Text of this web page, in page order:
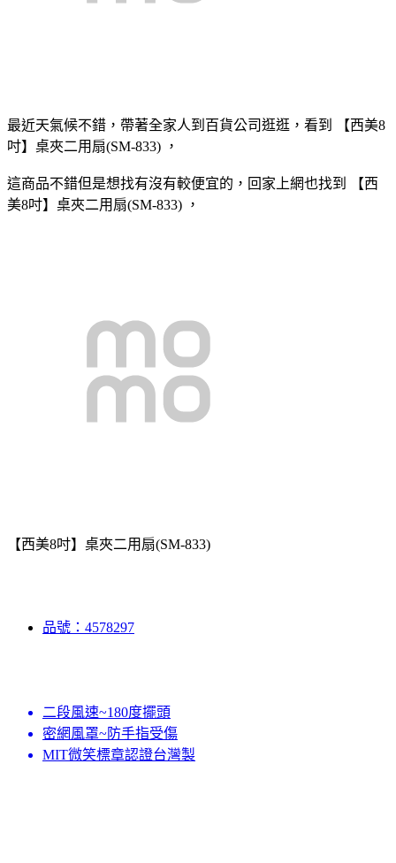
最近天氣候不錯，帶著全家人到百貨公司逛逛，看到 【西美8
吋】桌夾二用扇(SM-833) ，
這商品不錯但是想找有沒有較便宜的，回家上網也找到 【西
美8吋】桌夾二用扇(SM-833) ，
【西美8吋】桌夾二用扇(SM-833)
品號：4578297
二段風速~180度擺頭
密網風罩~防手指受傷
MIT微笑標章認證台灣製